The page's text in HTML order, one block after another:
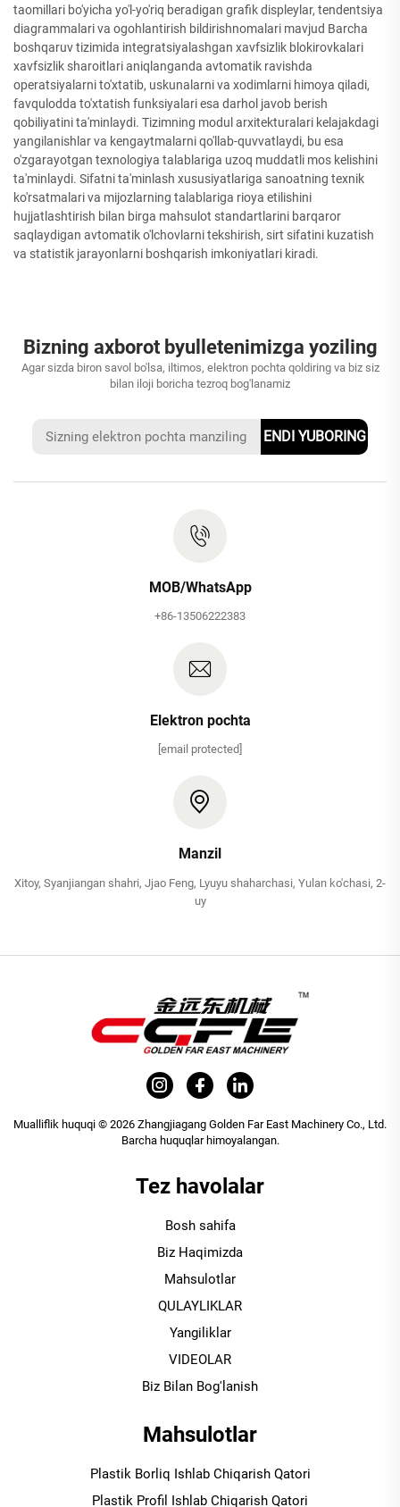
taomillari bo'yicha yo'l-yo'riq beradigan grafik displeylar, tendentsiya
diagrammalari va ogohlantirish bildirishnomalari mavjud Barcha
boshqaruv tizimida integratsiyalashgan xavfsizlik blokirovkalari
xavfsizlik sharoitlari aniqlanganda avtomatik ravishda
operatsiyalarni to'xtatib, uskunalarni va xodimlarni himoya qiladi,
favqulodda to'xtatish funksiyalari esa darhol javob berish
qobiliyatini ta'minlaydi. Tizimning modul arxitekturalari kelajakdagi
yangilanishlar va kengaytmalarni qo'llab-quvvatlaydi, bu esa
o'zgarayotgan texnologiya talablariga uzoq muddatli mos kelishini
ta'minlaydi. Sifatni ta'minlash xususiyatlariga sanoatning texnik
ko'rsatmalari va mijozlarning talablariga rioya etilishini
hujjatlashtirish bilan birga mahsulot standartlarini barqaror
saqlaydigan avtomatik o'lchovlarni tekshirish, sirt sifatini kuzatish
va statistik jarayonlarni boshqarish imkoniyatlari kiradi.
Bizning axborot byulletenimizga yoziling
Agar sizda biron savol bo'lsa, iltimos, elektron pochta qoldiring va biz siz
bilan iloji boricha tezroq bog'lanamiz
ENDI YUBORING
MOB/WhatsApp
+86-13506222383
Elektron pochta
[email protected]
Manzil
Xitoy, Syanjiangan shahri, Jjao Feng, Lyuyu shaharchasi, Yulan ko'chasi, 2-
uy
Mualliflik huquqi © 2026 Zhangjiagang Golden Far East Machinery Co., Ltd.
Barcha huquqlar himoyalangan.
Tez havolalar
Bosh sahifa
Biz Haqimizda
Mahsulotlar
QULAYLIKLAR
Yangiliklar
VIDEOLAR
Biz Bilan Bog'lanish
Mahsulotlar
Plastik Borliq Ishlab Chiqarish Qatori
Plastik Profil Ishlab Chiqarish Qatori